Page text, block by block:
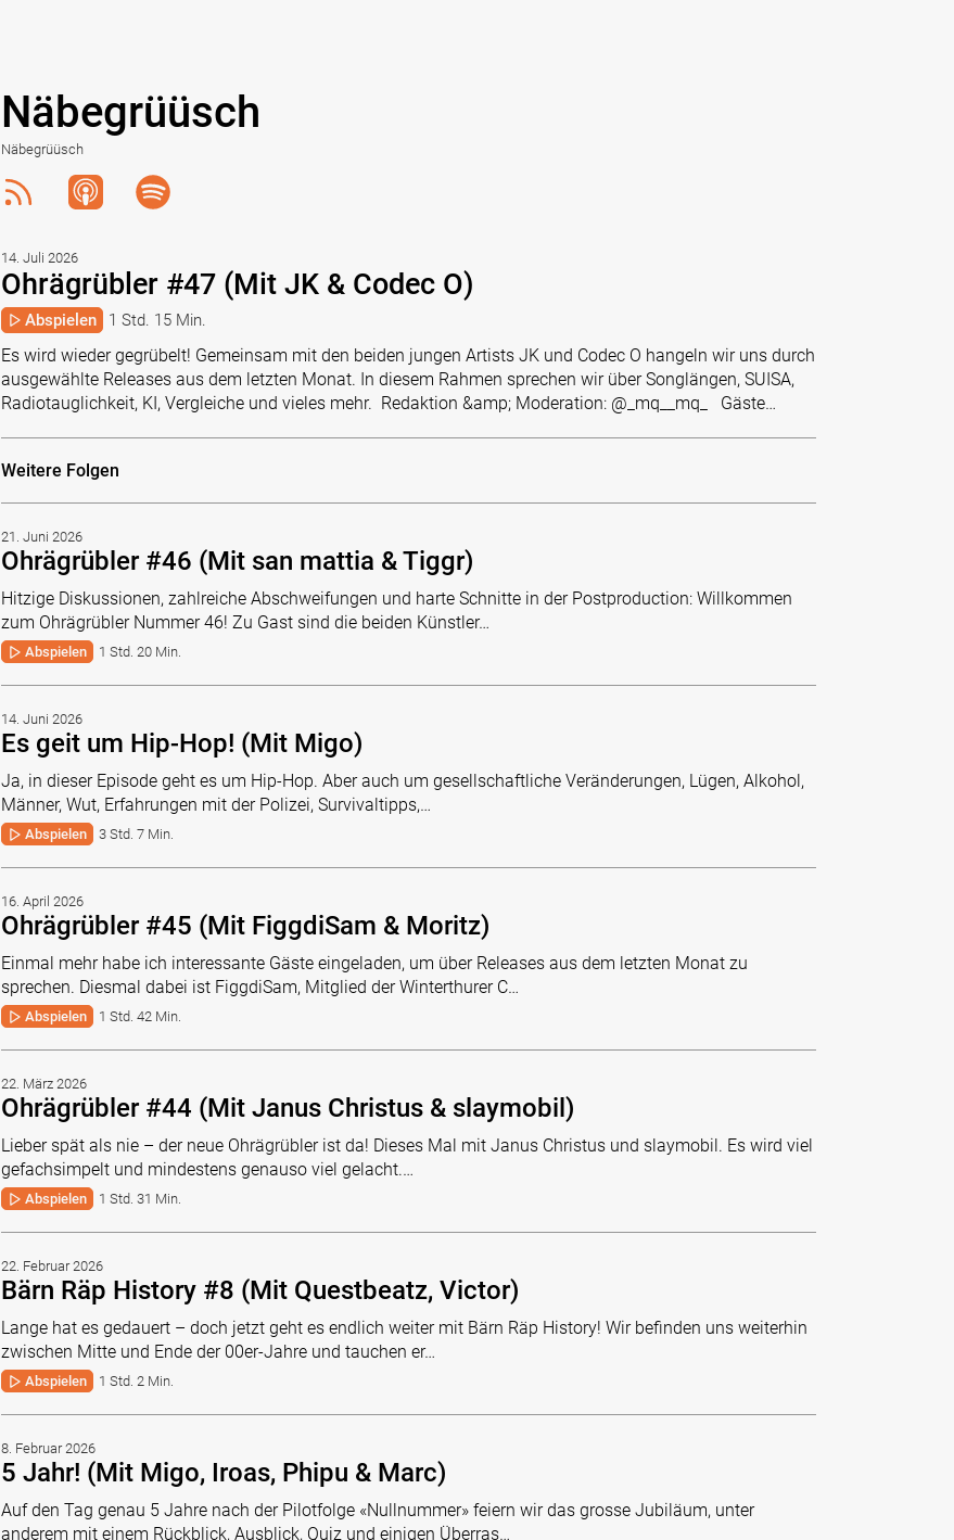
Näbegrüüsch
Näbegrüüsch
14. Juli 2026
Ohrägrübler #47 (Mit JK & Codec O)
Abspielen 1 Std. 15 Min.
Es wird wieder gegrübelt! Gemeinsam mit den beiden jungen Artists JK und Codec O hangeln wir uns durch
ausgewählte Releases aus dem letzten Monat. In diesem Rahmen sprechen wir über Songlängen, SUISA,
Radiotauglichkeit, KI, Vergleiche und vieles mehr. Redaktion &amp; Moderation: @_mq__mq_ Gäste…
Weitere Folgen
21. Juni 2026
Ohrägrübler #46 (Mit san mattia & Tiggr)
Hitzige Diskussionen, zahlreiche Abschweifungen und harte Schnitte in der Postproduction: Willkommen
zum Ohrägrübler Nummer 46! Zu Gast sind die beiden Künstler…
Abspielen 1 Std. 20 Min.
14. Juni 2026
Es geit um Hip-Hop! (Mit Migo)
Ja, in dieser Episode geht es um Hip-Hop. Aber auch um gesellschaftliche Veränderungen, Lügen, Alkohol,
Männer, Wut, Erfahrungen mit der Polizei, Survivaltipps,…
Abspielen 3 Std. 7 Min.
16. April 2026
Ohrägrübler #45 (Mit FiggdiSam & Moritz)
Einmal mehr habe ich interessante Gäste eingeladen, um über Releases aus dem letzten Monat zu
sprechen. Diesmal dabei ist FiggdiSam, Mitglied der Winterthurer C…
Abspielen 1 Std. 42 Min.
22. März 2026
Ohrägrübler #44 (Mit Janus Christus & slaymobil)
Lieber spät als nie – der neue Ohrägrübler ist da! Dieses Mal mit Janus Christus und slaymobil. Es wird viel
gefachsimpelt und mindestens genauso viel gelacht.…
Abspielen 1 Std. 31 Min.
22. Februar 2026
Bärn Räp History #8 (Mit Questbeatz, Victor)
Lange hat es gedauert – doch jetzt geht es endlich weiter mit Bärn Räp History! Wir befinden uns weiterhin
zwischen Mitte und Ende der 00er-Jahre und tauchen er…
Abspielen 1 Std. 2 Min.
8. Februar 2026
5 Jahr! (Mit Migo, Iroas, Phipu & Marc)
Auf den Tag genau 5 Jahre nach der Pilotfolge «Nullnummer» feiern wir das grosse Jubiläum, unter
anderem mit einem Rückblick, Ausblick, Quiz und einigen Überras…